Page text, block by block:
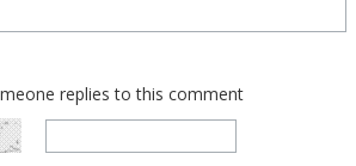
replies to this comment